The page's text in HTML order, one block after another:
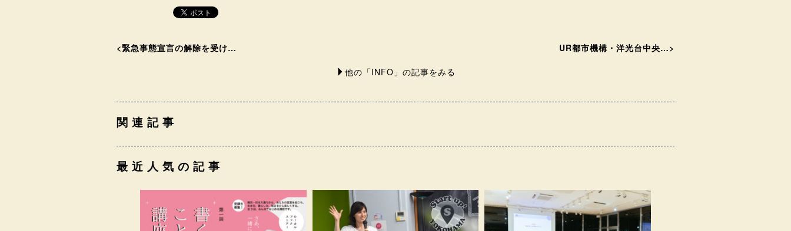
<緊急事態宣言の解除を受け… UR都市機構・洋光台中央…>
他の「INFO」の記事をみる
関連記事
最近人気の記事